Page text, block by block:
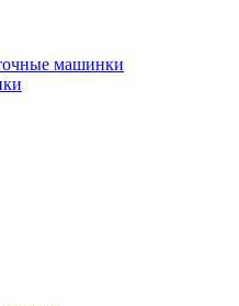
машинки